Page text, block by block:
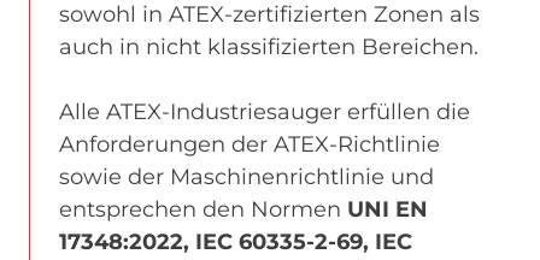
sowohl in ATEX-zertifizierten Zonen als
auch in nicht klassifizierten Bereichen.
Alle ATEX-Industriesauger erfüllen die
Anforderungen der ATEX-Richtlinie
sowie der Maschinenrichtlinie und
entsprechen den Normen UNI EN
17348:2022, IEC 60335-2-69, IEC